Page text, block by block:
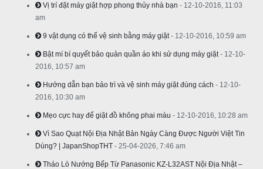
Vị trí đặt máy giặt hợp phong thủy nhà bạn - 12-10-2016, 11:03
am
9 vật dụng có thể vệ sinh bằng máy giặt - 12-10-2016, 10:59 am
Bật mí bí quyết bảo quản quần áo khi sử dụng máy giặt - 12-10-
2016, 10:57 am
Hướng dẫn bạn bảo trì và vệ sinh máy giặt đúng cách - 12-10-
2016, 10:30 am
Mẹo cực hay để giặt đồ không phai màu - 12-10-2016, 10:28 am
Vì Sao Quạt Nội Địa Nhật Bản Ngày Càng Được Người Việt Tin
Dùng? | JapanShopTHT - 25-04-2026, 7:46 am
Tháo Lò Nướng Bếp Từ Panasonic KZ-L32AST Nội Địa Nhật –